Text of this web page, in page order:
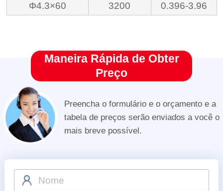
Φ4.3×60
3200 0.396-3.96
Maneira Rápida de Obter
Preço
Preencha o formulário e o orçamento e a
tabela de preços serão enviados a você o
mais breve possível.